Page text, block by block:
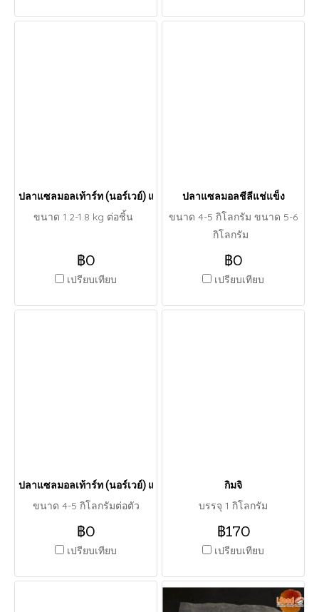
ปลาแซลมอลเท้าร์ท (นอร์เวย์) แล่ครึ่งซีกติดหนัง
ขนาด 1.2-1.8 kg ต่อชิ้น
฿0
เปรียบเทียบ
ปลาแซลมอลชีลีแช่แข็ง
ขนาด 4-5 กิโลกรัม ขนาด 5-6
กิโลกรัม
฿0
เปรียบเทียบ
ปลาแซลมอลเท้าร์ท (นอร์เวย์) แช่แข็ง
ขนาด 4-5 กิโลกรัมต่อตัว
฿0
เปรียบเทียบ
กิมจิ
บรรจุ 1 กิโลกรัม
฿170
เปรียบเทียบ